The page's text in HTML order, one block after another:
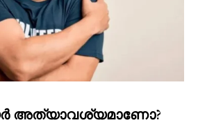
അത്യാവശ്യമാണോ?